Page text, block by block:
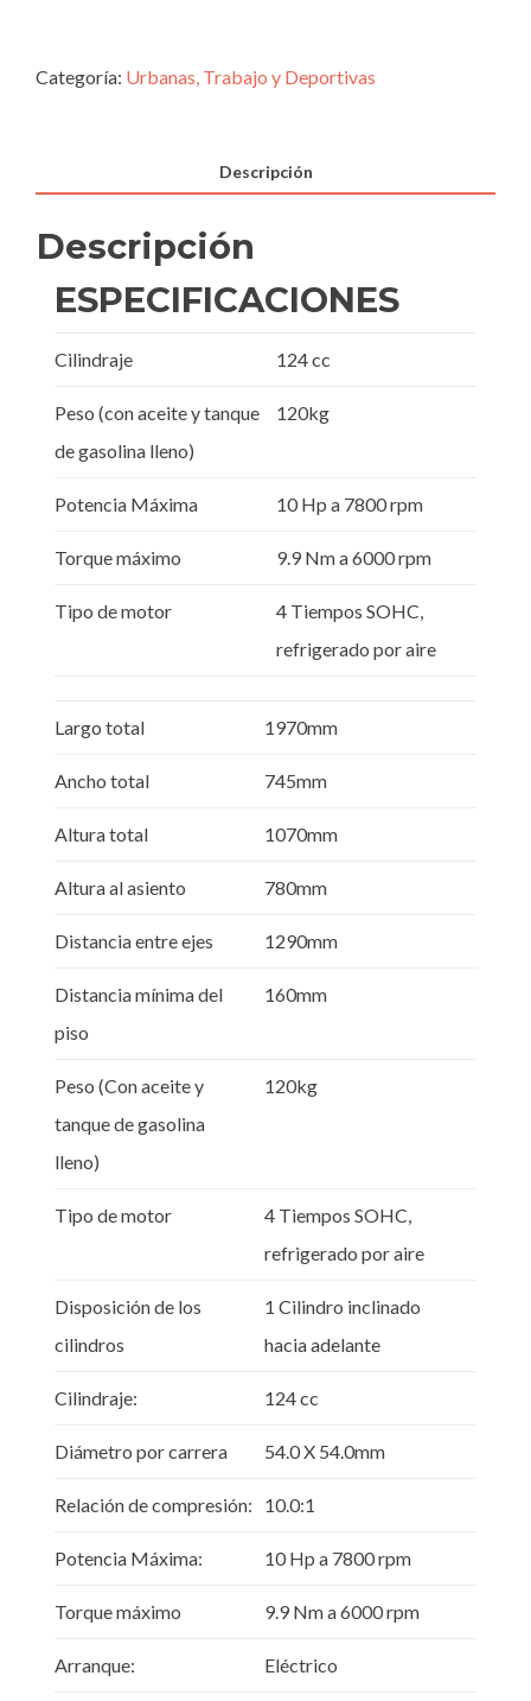
Categoría: Urbanas, Trabajo y Deportivas
Descripción
Descripción
ESPECIFICACIONES
Cilindraje 124 cc
Peso (con aceite y tanque
de gasolina lleno)
120kg
Potencia Máxima 10 Hp a 7800 rpm
Torque máximo 9.9 Nm a 6000 rpm
Tipo de motor
4 Tiempos SOHC,
refrigerado por aire
Largo total 1970mm
Ancho total 745mm
Altura total 1070mm
Altura al asiento 780mm
Distancia entre ejes 1290mm
Distancia mínima del
piso
160mm
Peso (Con aceite y
tanque de gasolina
lleno)
120kg
Tipo de motor
4 Tiempos SOHC,
refrigerado por aire
Disposición de los
cilindros
1 Cilindro inclinado
hacia adelante
Cilindraje: 124 cc
Diámetro por carrera 54.0 X 54.0mm
Relación de compresión: 10.0:1
Potencia Máxima: 10 Hp a 7800 rpm
Torque máximo 9.9 Nm a 6000 rpm
Arranque: Eléctrico